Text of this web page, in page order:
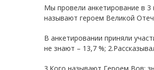
Мы провели анкетирование в 3
называют героем Великой
В анкетировании приняли
не знают – 13,7 %;